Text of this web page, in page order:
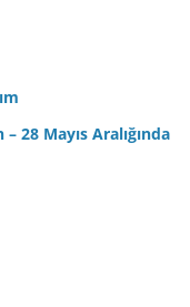
28 Mayıs Aralığında